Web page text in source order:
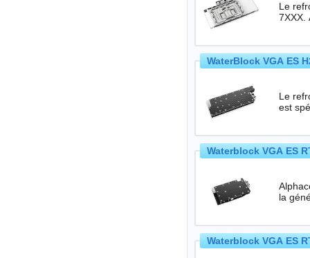
Le
7XXX.
WaterBlock VGA ES
Le
est
Waterblock VGA ES
Waterblock VGA ES